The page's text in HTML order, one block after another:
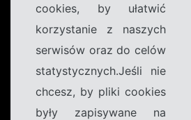
cookies, by ułatwić
korzystanie z naszych
serwisów oraz do celów
statystycznych.Jeśli nie
chcesz, by pliki cookies
były zapisywane na